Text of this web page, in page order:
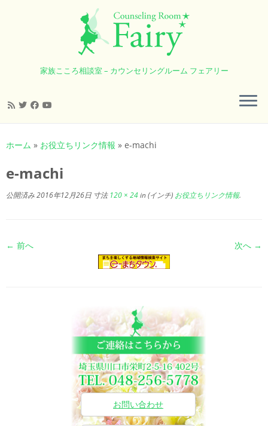
ン
へ
家族こころ相談室 – カウンセリングルーム フェアリー
ホーム » お役立ちリンク情報 » e-machi
e-machi
公開済み2016年12月26日 寸法120 × 24in (インチ) お役立ちリンク情報.
← 前へ 次へ →
お問い合わせ